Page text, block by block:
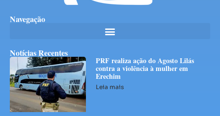
Navegação
Notícias Recentes
PRF realiza ação do Agosto Lilás
contra a violência à mulher em
Erechim
Leia mais